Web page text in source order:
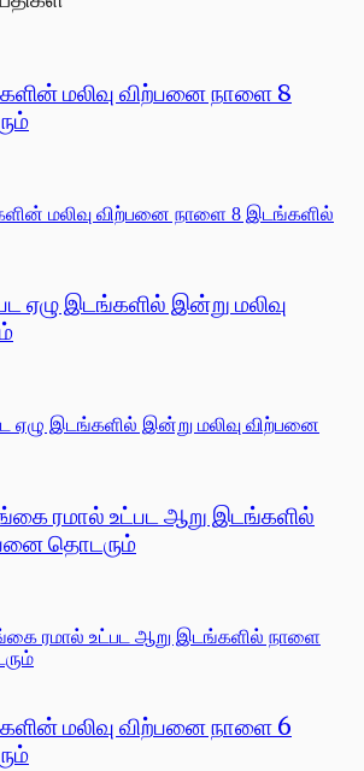
மலிவு விற்பனை நாளை 8
ஏழு இடங்களில் இன்று மலிவு
ரமால் உட்பட ஆறு இடங்களில்
தொடரும்
மலிவு விற்பனை நாளை 6